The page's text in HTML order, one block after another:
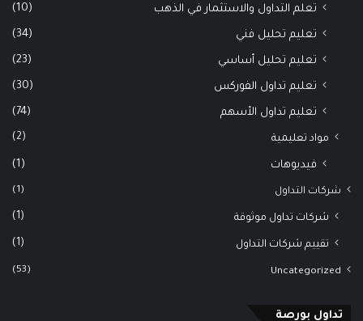
تعلم التداول والاستثمار في الذهب (10)
تعليم تحليل فني (34)
تعليم تحليل أساسي (23)
تعليم تداول الفوركس (30)
تعليم تداول الأسهم (74)
مواد تعليمية (2)
فيديوهات (1)
شركات التداول (1)
شركات تداول موثوقة (1)
تقييم شركات التداول (1)
Uncategorized
(53)
تداول بورصة